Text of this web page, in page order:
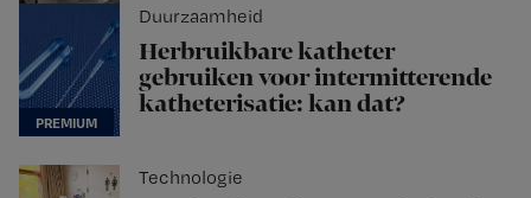
Duurzaamheid
Herbruikbare katheter
gebruiken voor intermitterende
katheterisatie: kan dat?
Technologie